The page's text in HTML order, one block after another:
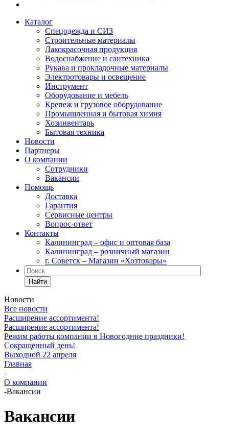
Каталог
Спецодежда и СИЗ
Строительные материалы
Лакокрасочная продукция
Водоснабжение и сантехника
Рукава и прокладочные материалы
Электротовары и освещение
Инструмент
Оборудование и мебель
Крепеж и грузовое оборудование
Промышленная и бытовая химия
Хозинвентарь
Бытовая техника
Новости
Партнеры
О компании
Сотрудники
Вакансии
Помощь
Доставка
Гарантия
Сервисные центры
Вопрос-ответ
Контакты
Калининград – офис и оптовая база
Калининград – розничный магазин
г. Советск – Магазин «Хозтовары»
Найти
Новости
Все новости
Расширение ассортимента!
Расширение ассортимента!
Режим работы компании в Новогодние праздники!
Сокращенный день!
Выходной 22 апреля
Главная
-
О компании
-Вакансии
Вакансии